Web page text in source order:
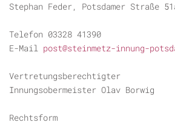
Stephan Feder, Potsdamer Straße
Telefon 03328 41390
E-Mail post@steinmetz-innung-
Vertretungsberechtigter
Innungsobermeister Olav Borwig
Rechtsform